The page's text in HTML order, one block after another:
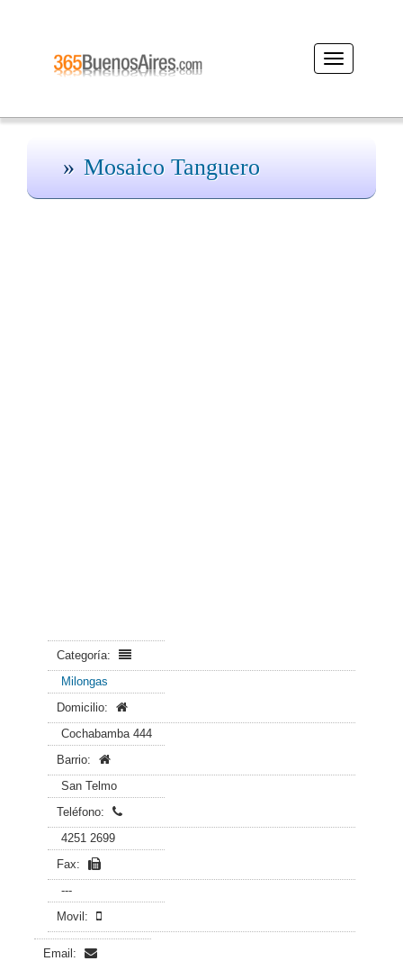
Desplegar
navegación
Mosaico Tanguero
Categoría:
Milongas
Domicilio:
Cochabamba 444
Barrio:
San Telmo
Teléfono:
4251 2699
Fax:
---
Movil:
Email: